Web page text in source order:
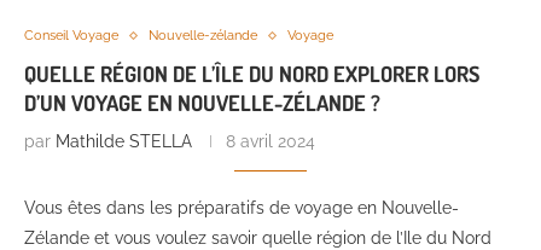
Conseil Voyage Nouvelle-zélande Voyage
QUELLE RÉGION DE L’ÎLE DU NORD EXPLORER LORS
D’UN VOYAGE EN NOUVELLE-ZÉLANDE ?
par Mathilde STELLA 8 avril 2024
Vous êtes dans les préparatifs de voyage en Nouvelle-
Zélande et vous voulez savoir quelle région de l’Ile du Nord